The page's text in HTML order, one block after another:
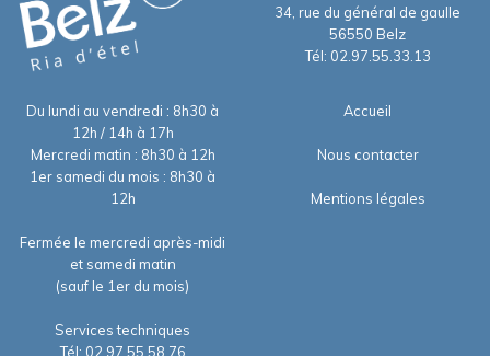
34, rue du général de gaulle
56550 Belz
Tél: 02.97.55.33.13
Du lundi au vendredi : 8h30 à
12h / 14h à 17h
Mercredi matin : 8h30 à 12h
1er samedi du mois : 8h30 à
12h
Fermée le mercredi après-midi
et samedi matin
(sauf le 1er du mois)
Services techniques
Tél: 02.97.55.58.76
Accueil
Nous contacter
Mentions légales